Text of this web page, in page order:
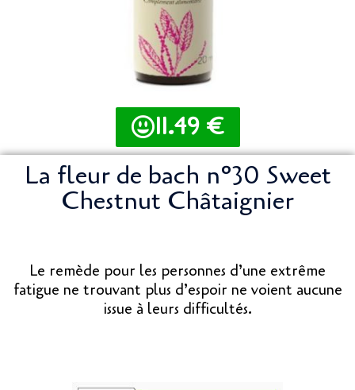
11.49 €
La fleur de bach n°30 Sweet
Chestnut Châtaignier
Le remède pour les personnes d’une extrême
fatigue ne trouvant plus d’espoir ne voient aucune
issue à leurs difficultés.